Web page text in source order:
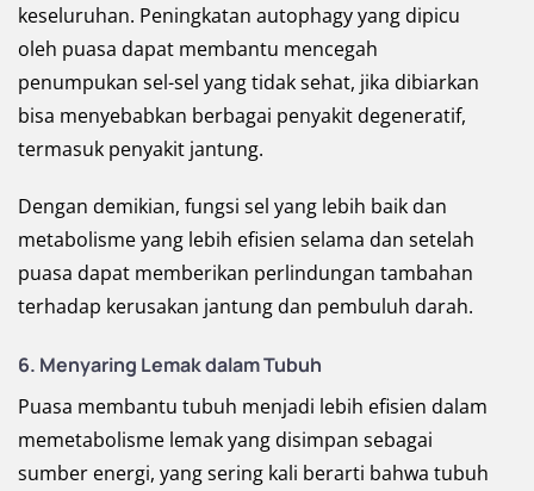
keseluruhan. Peningkatan autophagy yang dipicu
oleh puasa dapat membantu mencegah
penumpukan sel-sel yang tidak sehat, jika dibiarkan
bisa menyebabkan berbagai penyakit degeneratif,
termasuk penyakit jantung.
Dengan demikian, fungsi sel yang lebih baik dan
metabolisme yang lebih efisien selama dan setelah
puasa dapat memberikan perlindungan tambahan
terhadap kerusakan jantung dan pembuluh darah.
6. Menyaring Lemak dalam Tubuh
Puasa membantu tubuh menjadi lebih efisien dalam
memetabolisme lemak yang disimpan sebagai
sumber energi, yang sering kali berarti bahwa tubuh